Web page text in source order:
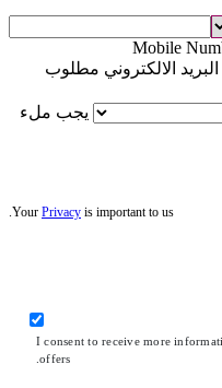
Mobile
البريد الالكتروني مطلوب
يجب ملء
Your Privacy is important to us.
I consent to receive more
offers.